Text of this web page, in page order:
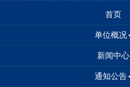
首页
单位概况
新闻中心
通知公告